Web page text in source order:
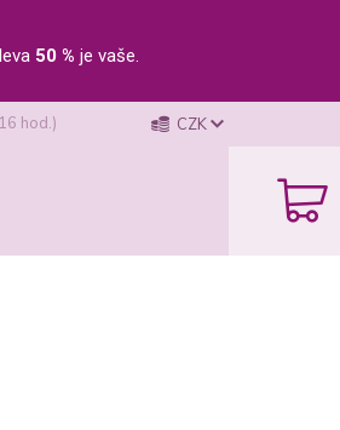
50 % je vaše.
CZK
hod.)